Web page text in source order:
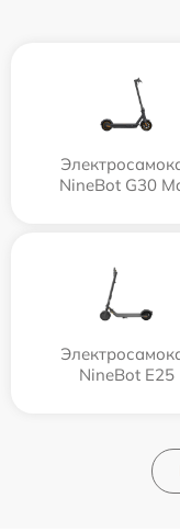
NineBot G30
NineBot E25